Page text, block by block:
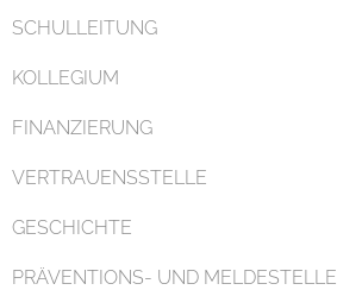
SCHULLEITUNG
KOLLEGIUM
FINANZIERUNG
VERTRAUENSSTELLE
GESCHICHTE
PRÄVENTIONS- UND MELDESTELLE